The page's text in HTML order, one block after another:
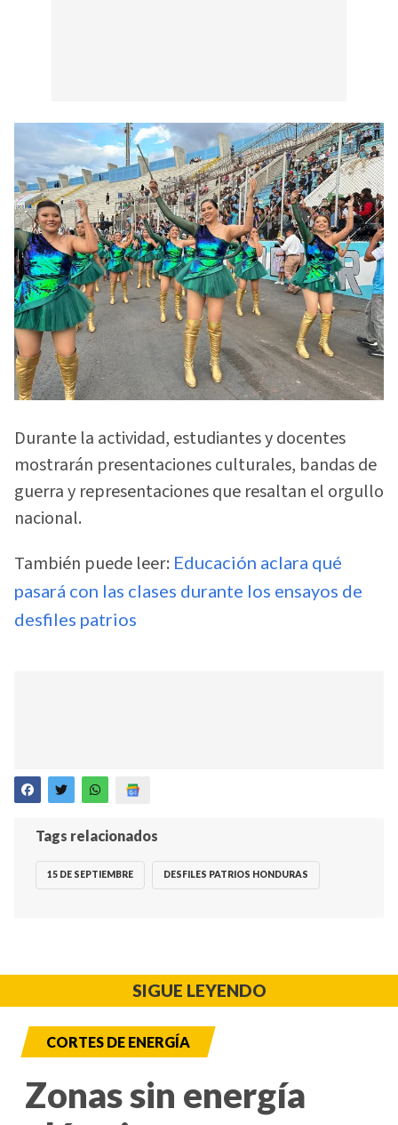
Durante la actividad, estudiantes y docentes
mostrarán presentaciones culturales, bandas de
guerra y representaciones que resaltan el orgullo
nacional.
También puede leer: Educación aclara qué
pasará con las clases durante los ensayos de
desfiles patrios
Tags relacionados
15 DE SEPTIEMBRE DESFILES PATRIOS HONDURAS
SIGUE LEYENDO
CORTES DE ENERGÍA
Zonas sin energía